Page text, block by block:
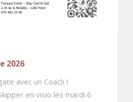
2026
avec un Coach !
en visio les mardi 6